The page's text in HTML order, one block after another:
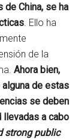
de China, se ha
. Ello ha
de la
Ahora bien,
de estas
se deben
a cabo
strong public